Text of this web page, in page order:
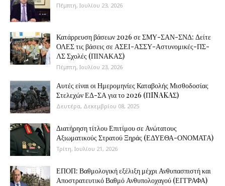
Πέμπτη, Ιουλίου 23, 2026
Κατάρρευση βάσεων 2026 σε ΣΜΥ-ΣΑΝ-ΣΝΔ: Δείτε
ΟΛΕΣ τις βάσεις σε ΑΣΕΙ-ΑΣΣΥ-Αστυνομικές-ΠΣ-
ΛΣ Σχολές (ΠΙΝΑΚΑΣ)
Πέμπτη, Ιουλίου 23, 2026
Αυτές είναι οι Ημερομηνίες Καταβολής Μισθοδοσίας
Στελεχών ΕΔ-ΣΑ για το 2026 (ΠINAKAΣ)
Δευτέρα, Δεκεμβρίου 08, 2025
Διατήρηση τίτλου Επιτίμου σε Ανώτατους
Αξιωματικούς Στρατού Ξηράς (ΕΔΥΕΘΑ-ΟΝΟΜΑΤΑ)
Τρίτη, Ιουλίου 21, 2026
ΕΠΟΠ: Βαθμολογική εξέλιξη μέχρι Ανθυπασπιστή και
Αποστρατευτικό Βαθμό Ανθυπολοχαγού (ΕΓΓΡΑΦΑ)